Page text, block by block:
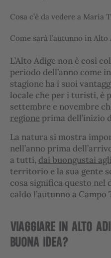
Cosa c’è da vedere a Maria
Come sarà l’autunno in Alto
L’Alto Adige non è così
periodo dell’anno come
stagione ha i suoi
locale che per i turisti, è
settembre e novembre
regione prima dell’inizio
La natura si mostra
nell’anno prima
a tutti, dai buongustai
territorio e la sua gente
cosa significa questo nel
caldo l’autunno a
VIAGGIARE IN ALTO
BUONA IDEA?